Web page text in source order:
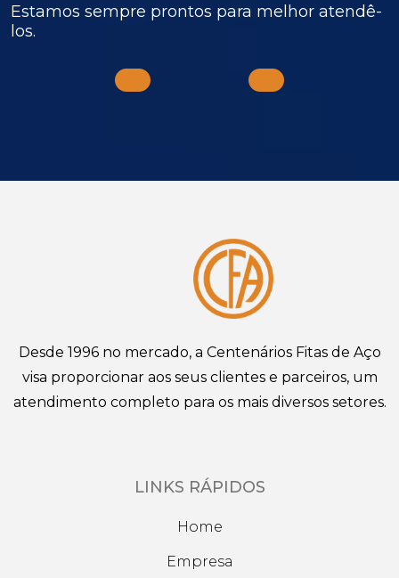
Estamos sempre prontos para melhor atendê-
los.
Desde 1996 no mercado, a Centenários Fitas de Aço
visa proporcionar aos seus clientes e parceiros, um
atendimento completo para os mais diversos setores.
LINKS RÁPIDOS
Home
Empresa